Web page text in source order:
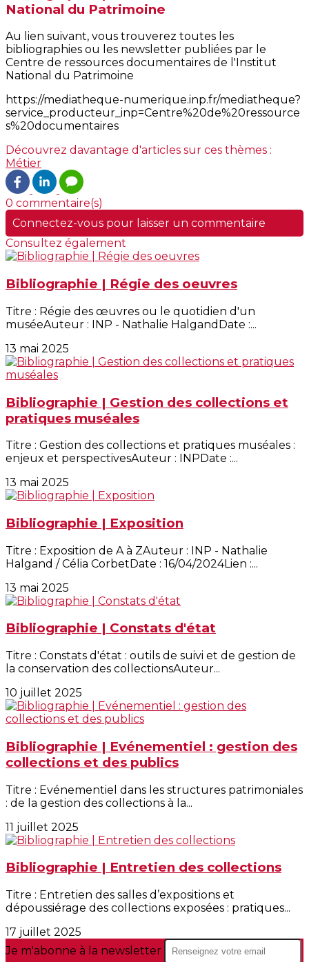
National du Patrimoine
Au lien suivant, vous trouverez toutes les
bibliographies ou les newsletter publiées par le
Centre de ressources documentaires de l'Institut
National du Patrimoine
https://mediatheque-numerique.inp.fr/mediatheque?
service_producteur_inp=Centre%20de%20ressource
s%20documentaires
Découvrez davantage d'articles sur ces thèmes :
Métier
0 commentaire(s)
Connectez-vous pour laisser un commentaire
Consultez également
Bibliographie | Régie des oeuvres
Titre : Régie des œuvres ou le quotidien d'un
muséeAuteur : INP - Nathalie HalgandDate :...
13 mai 2025
Bibliographie | Gestion des collections et
pratiques muséales
Titre : Gestion des collections et pratiques muséales :
enjeux et perspectivesAuteur : INPDate :...
13 mai 2025
Bibliographie | Exposition
Titre : Exposition de A à ZAuteur : INP - Nathalie
Halgand / Célia CorbetDate : 16/04/2024Lien :...
13 mai 2025
Bibliographie | Constats d'état
Titre : Constats d'état : outils de suivi et de gestion de
la conservation des collectionsAuteur...
10 juillet 2025
Bibliographie | Evénementiel : gestion des
collections et des publics
Titre : Evénementiel dans les structures patrimoniales
: de la gestion des collections à la...
11 juillet 2025
Bibliographie | Entretien des collections
Titre : Entretien des salles d’expositions et
dépoussiérage des collections exposées : pratiques...
17 juillet 2025
Je m'abonne à la newsletter